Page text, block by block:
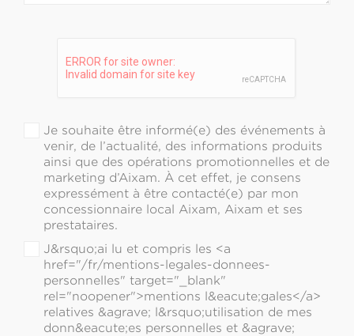
Je souhaite être informé(e) des événements à
venir, de l’actualité, des informations produits
ainsi que des opérations promotionnelles et de
marketing d’Aixam. À cet effet, je consens
expressément à être contacté(e) par mon
concessionnaire local Aixam, Aixam et ses
prestataires.
J&rsquo;ai lu et compris les <a
href="/fr/mentions-legales-donnees-
personnelles" target="_blank"
rel="noopener">mentions l&eacute;gales</a>
relatives &agrave; l&rsquo;utilisation de mes
donn&eacute;es personnelles et &agrave;